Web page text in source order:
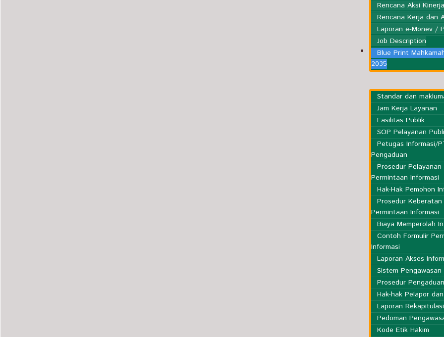
Rencana Aksi Kinerja
Rencana Kerja dan
Laporan e-Monev /
Job Description
Blue Print
2035
Layanan Publik
Standar dan
Jam Kerja Layanan
Fasilitas Publik
SOP Pelayanan
Petugas Informasi/
Pengaduan
Prosedur Pelayanan
Permintaan Informasi
Hak-Hak Pemohon
Prosedur
Permintaan Informasi
Biaya Memperolah
Contoh Formulir
Informasi
Laporan Akses
Sistem Pengawasan
Prosedur Pengaduan
Hak-hak Pelapor
Laporan
Pedoman
Kode Etik Hakim